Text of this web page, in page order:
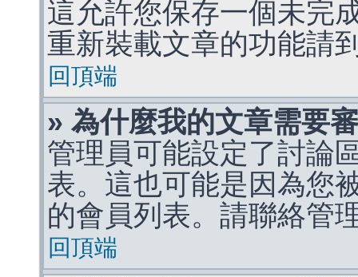
這允許您保存一個未完
重新裝載文章的功能請
回頂端
» 為什麼我的文章需要
管理員可能設定了討論
表。這也可能是因為您
的會員列表。請聯絡管
回頂端